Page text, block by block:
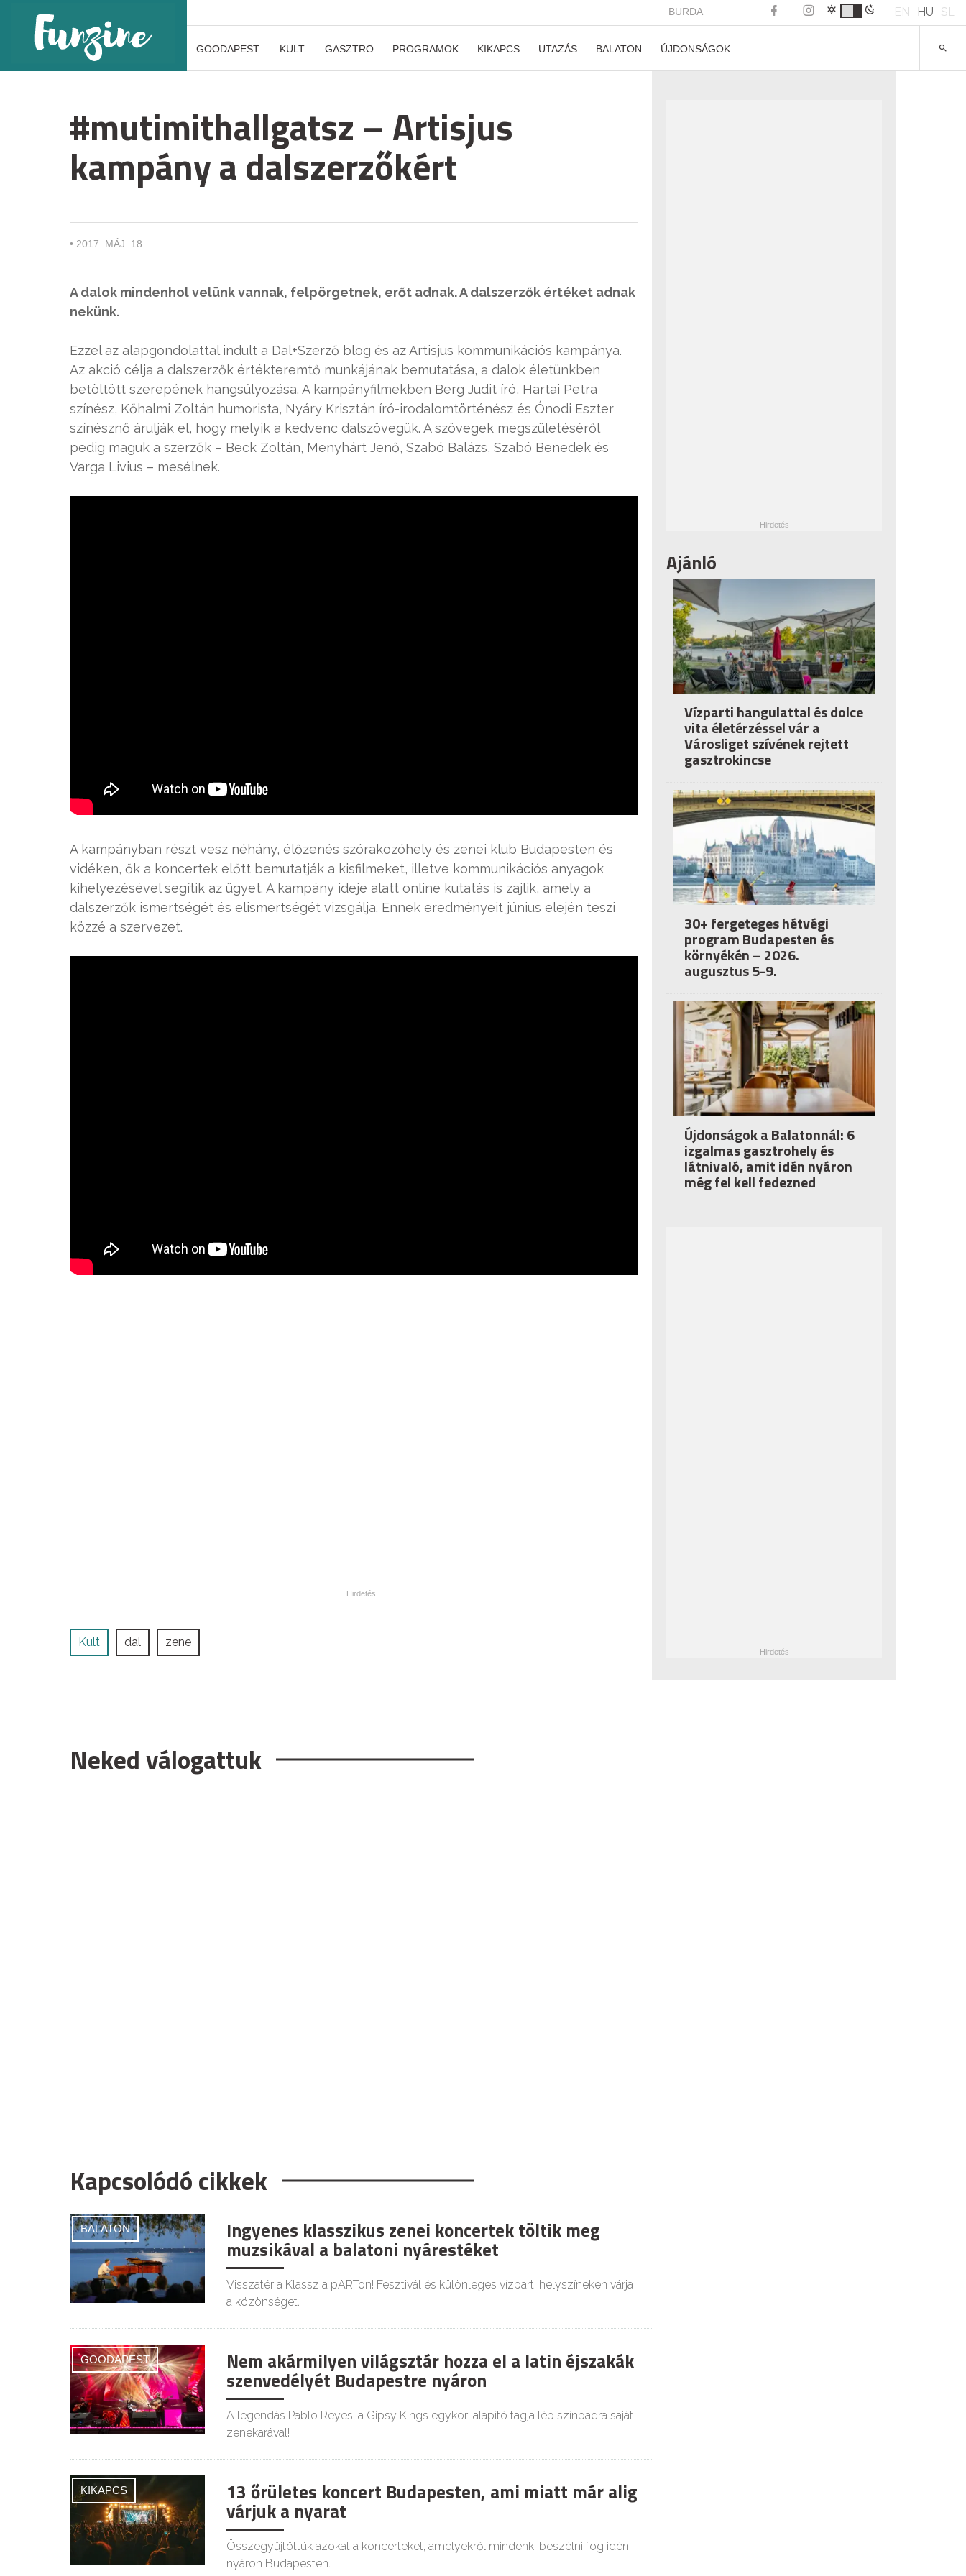
BURDA EN HU SL
GOODAPEST KULT GASZTRO PROGRAMOK KIKAPCS UTAZÁS BALATON ÚJDONSÁGOK
#mutimithallgatsz – Artisjus
kampány a dalszerzőkért
• 2017. MÁJ. 18.
A dalok mindenhol velünk vannak, felpörgetnek, erőt adnak. A dalszerzők értéket adnak
nekünk.
Ezzel az alapgondolattal indult a Dal+Szerző blog és az Artisjus kommunikációs kampánya.
Az akció célja a dalszerzők értékteremtő munkájának bemutatása, a dalok életünkben
betöltött szerepének hangsúlyozása. A kampányfilmekben Berg Judit író, Hartai Petra
színész, Kőhalmi Zoltán humorista, Nyáry Krisztán író-irodalomtörténész és Ónodi Eszter
színésznő árulják el, hogy melyik a kedvenc dalszövegük. A szövegek megszületéséről
pedig maguk a szerzők – Beck Zoltán, Menyhárt Jenő, Szabó Balázs, Szabó Benedek és
Varga Livius – mesélnek.
A kampányban részt vesz néhány, élőzenés szórakozóhely és zenei klub Budapesten és
vidéken, ők a koncertek előtt bemutatják a kisfilmeket, illetve kommunikációs anyagok
kihelyezésével segítik az ügyet. A kampány ideje alatt online kutatás is zajlik, amely a
dalszerzők ismertségét és elismertségét vizsgálja. Ennek eredményeit június elején teszi
közzé a szervezet.
Kult dal zene
Neked válogattuk
Kapcsolódó cikkek
BALATON Ingyenes klasszikus zenei koncertek töltik meg
muzsikával a balatoni nyárestéket
Visszatér a Klassz a pARTon! Fesztivál és különleges vízparti helyszíneken várja
a közönséget.
GOODAPEST Nem akármilyen világsztár hozza el a latin éjszakák
szenvedélyét Budapestre nyáron
A legendás Pablo Reyes, a Gipsy Kings egykori alapító tagja lép színpadra saját
zenekarával!
KIKAPCS 13 őrületes koncert Budapesten, ami miatt már alig
várjuk a nyarat
Összegyűjtöttük azokat a koncerteket, amelyekről mindenki beszélni fog idén
nyáron Budapesten.
Ajánló
Vízparti hangulattal és dolce
vita életérzéssel vár a
Városliget szívének rejtett
gasztrokincse
30+ fergeteges hétvégi
program Budapesten és
környékén – 2026.
augusztus 5-9.
Újdonságok a Balatonnál: 6
izgalmas gasztrohely és
látnivaló, amit idén nyáron
még fel kell fedezned